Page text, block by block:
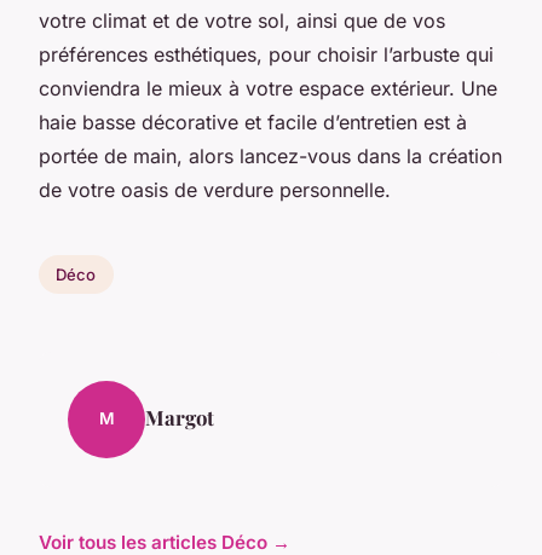
votre climat et de votre sol, ainsi que de vos
préférences esthétiques, pour choisir l’arbuste qui
conviendra le mieux à votre espace extérieur. Une
haie basse décorative et facile d’entretien est à
portée de main, alors lancez-vous dans la création
de votre oasis de verdure personnelle.
Déco
M Margot
Voir tous les articles Déco →